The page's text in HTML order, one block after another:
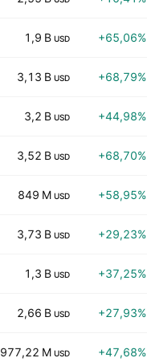
1,9 B USD +65,06%
3,13 B USD +68,79%
3,2 B USD +44,98%
3,52 B USD +68,70%
849 M USD +58,95%
3,73 B USD +29,23%
1,3 B USD +37,25%
2,66 B USD +27,93%
977,22 M USD +47,68%